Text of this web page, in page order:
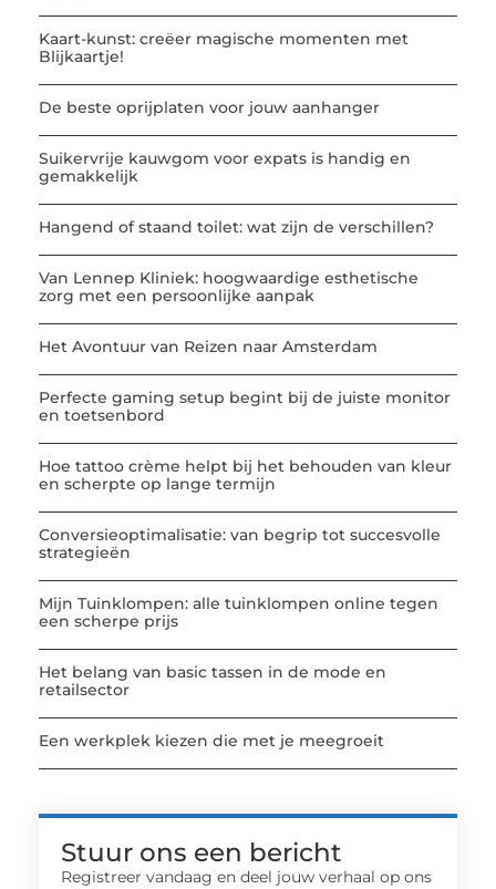
Kaart-kunst: creëer magische momenten met
Blijkaartje!
De beste oprijplaten voor jouw aanhanger
Suikervrije kauwgom voor expats is handig en
gemakkelijk
Hangend of staand toilet: wat zijn de verschillen?
Van Lennep Kliniek: hoogwaardige esthetische
zorg met een persoonlijke aanpak
Het Avontuur van Reizen naar Amsterdam
Perfecte gaming setup begint bij de juiste monitor
en toetsenbord
Hoe tattoo crème helpt bij het behouden van kleur
en scherpte op lange termijn
Conversieoptimalisatie: van begrip tot succesvolle
strategieën
Mijn Tuinklompen: alle tuinklompen online tegen
een scherpe prijs
Het belang van basic tassen in de mode en
retailsector
Een werkplek kiezen die met je meegroeit
Stuur ons een bericht
Registreer vandaag en deel jouw verhaal op ons